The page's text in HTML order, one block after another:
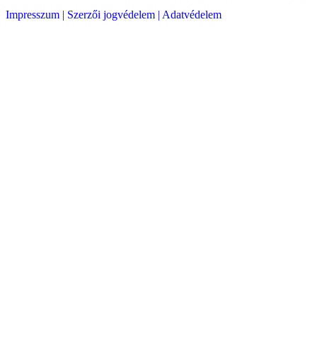
Impresszum | Szerzői jogvédelem | Adatvédelem